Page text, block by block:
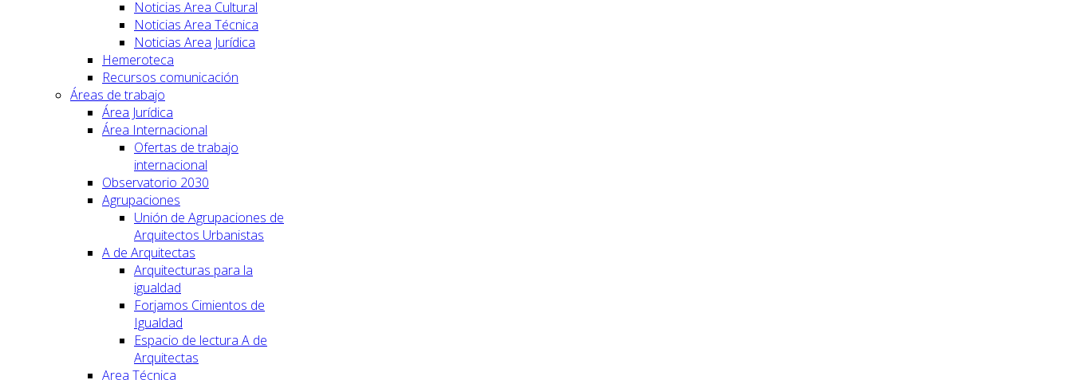
Noticias Area Cultural
Noticias Area Técnica
Noticias Area Jurídica
Hemeroteca
Recursos comunicación
Áreas de trabajo
Área Jurídica
Área Internacional
Ofertas de trabajo
internacional
Observatorio 2030
Agrupaciones
Unión de Agrupaciones de
Arquitectos Urbanistas
A de Arquitectas
Arquitecturas para la
igualdad
Forjamos Cimientos de
Igualdad
Espacio de lectura A de
Arquitectas
Area Técnica